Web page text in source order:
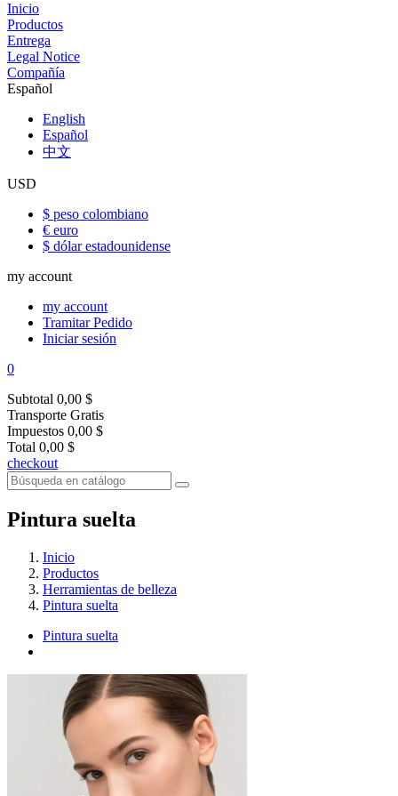
Inicio
Productos
Entrega
Legal Notice
Compañía
Español
English
Español
中文
USD
$ peso colombiano
€ euro
$ dólar estadounidense
my account
my account
Tramitar Pedido
Iniciar sesión
0
Subtotal 0,00 $
Transporte Gratis
Impuestos 0,00 $
Total 0,00 $
checkout
Pintura suelta
Inicio
Productos
Herramientas de belleza
Pintura suelta
Pintura suelta